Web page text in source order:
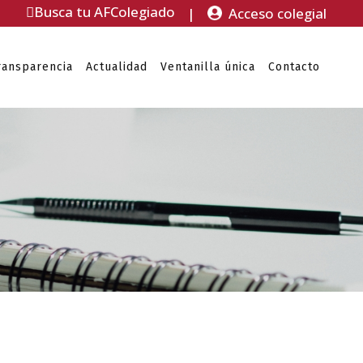
Busca tu AFColegiado | Acceso colegial
Actualidad Ventanilla única Contacto